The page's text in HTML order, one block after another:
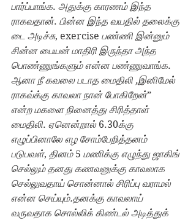
பார்ப்பாங்க. அதுக்கு காரணம் இந்த
ராகவதான். பின்ன இந்த வயதில் தலைக்கு
டை அடிச்சு, exercise பண்ணி இன்னும்
சின்ன பையன் மாதிரி இருந்தா அந்த
பொண்ணுங்களும் என்ன பண்ணுவாங்க.
ஆனா நீ கவலை படாத மைதிலி ,இனிமேல்
ராகவ்க்கு காவலா நான் போகிறேன்”
என்ற மகளை நினைத்து சிரித்தாள்
மைதிலி. ஏனென்றால் 6.30க்கு
எழுப்பினாலே எழ சோம்பேறித்தனம்
படுபவள், தினம் 5 மணிக்கு எழுந்து ஜாகிங்
செல்லும் தனது கணவனுக்கு காவலாக
செல்லுவதாய் சொன்னால் சிரிப்பு வராமல்
என்ன செய்யும்.தனக்கு காவலாய்
வருவதாக சொல்லிக் கிண்டல் அடித்துக்